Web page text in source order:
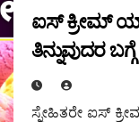
ಐಸ್ ಕ್ರೀಮ್
ತಿನ್ನುವುದರ
ಸ್ನೇಹಿತರೇ ಐಸ್